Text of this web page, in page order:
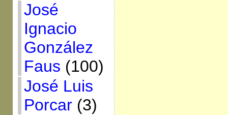
José
Ignacio
González
Faus (100)
José Luis
Porcar(3)